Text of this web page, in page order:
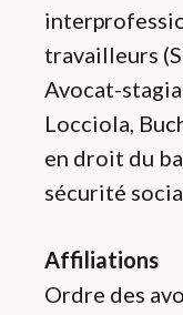
travailleurs
Avocat-
Locciola,
en droit du
sécurité
Affiliations
Ordre des